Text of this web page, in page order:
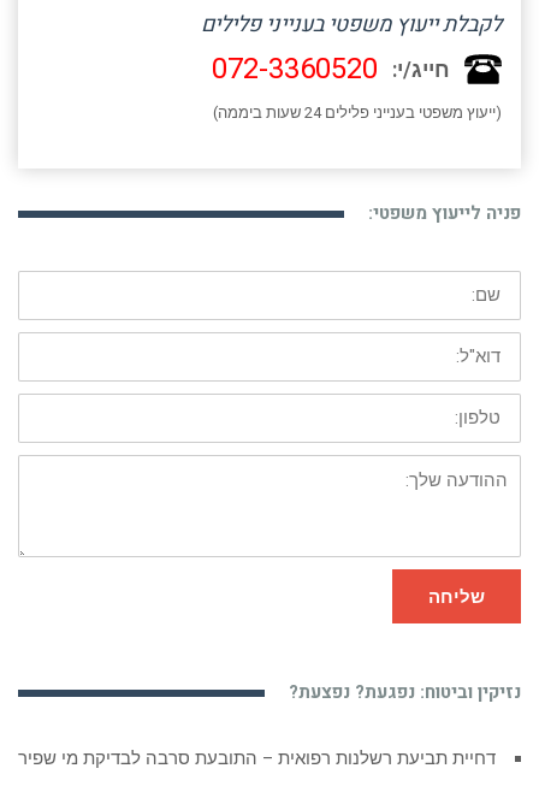
לקבלת ייעוץ משפטי בענייני פלילים
חייג/י: 072-3360520
(ייעוץ משפטי בענייני פלילים 24 שעות ביממה)
פניה לייעוץ משפטי:
שם:
דוא"ל:
טלפון:
ההודעה
שלך:
שליחה
נזיקין וביטוח: נפגעת? נפצעת?
דחיית תביעת רשלנות רפואית – התובעת סרבה לבדיקת מי שפיר